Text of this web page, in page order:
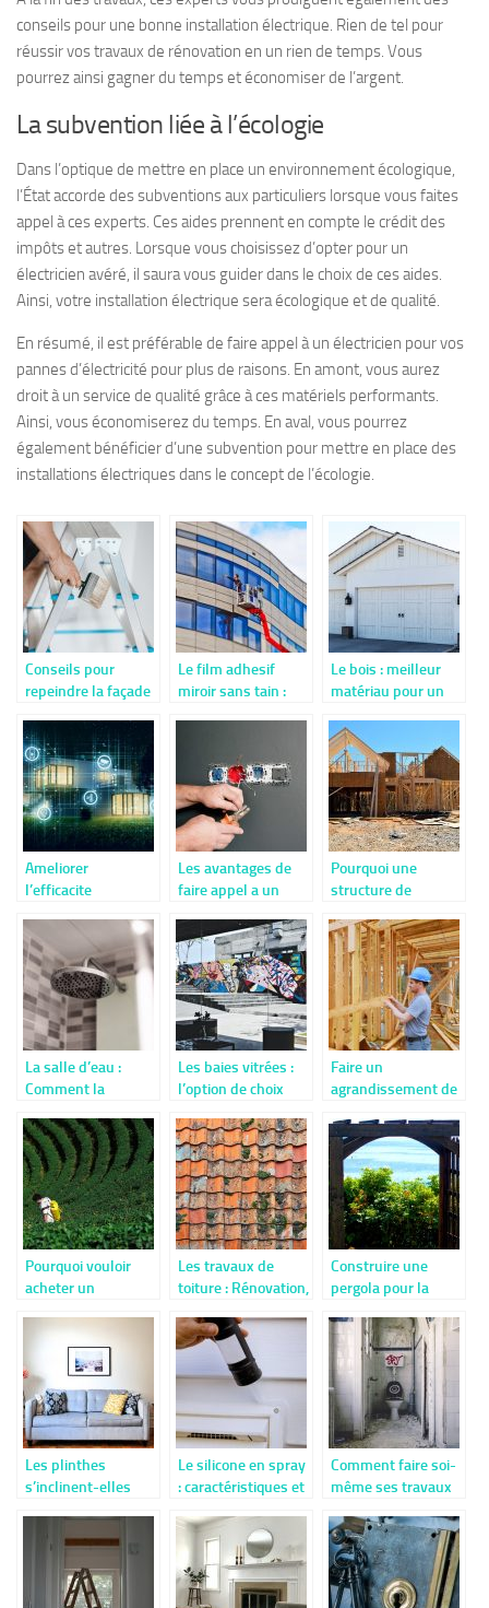
conseils pour une bonne installation électrique. Rien de tel pour
réussir vos travaux de rénovation en un rien de temps. Vous
pourrez ainsi gagner du temps et économiser de l’argent.
La subvention liée à l’écologie
Dans l’optique de mettre en place un environnement écologique,
l’État accorde des subventions aux particuliers lorsque vous faites
appel à ces experts. Ces aides prennent en compte le crédit des
impôts et autres. Lorsque vous choisissez d’opter pour un
électricien avéré, il saura vous guider dans le choix de ces aides.
Ainsi, votre installation électrique sera écologique et de qualité.
En résumé, il est préférable de faire appel à un électricien pour vos
pannes d’électricité pour plus de raisons. En amont, vous aurez
droit à un service de qualité grâce à ces matériels performants.
Ainsi, vous économiserez du temps. En aval, vous pourrez
également bénéficier d’une subvention pour mettre en place des
installations électriques dans le concept de l’écologie.
Conseils pour
repeindre la façade
Le film adhesif
miroir sans tain :
Le bois : meilleur
matériau pour un
Ameliorer
l’efficacite
votre maison
Les avantages de
faire appel a un
depannages et
installations
electriques
Pourquoi une
structure de
massif?
La salle d’eau :
Comment la
du jour ?
Les baies vitrées :
l’option de choix
luminosité
incomparable de la
maison
Faire un
agrandissement de
Pourquoi vouloir
acheter un
électrique ?
Les travaux de
toiture : Rénovation,
Construire une
pergola pour la
simple
Les plinthes
s’inclinent-elles
leur installation ?
Le silicone en spray
: caractéristiques et
Comment faire soi-
même ses travaux